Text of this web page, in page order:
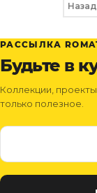
Назад
РАССЫЛКА
Будьте в
Коллекции,
только полезное.